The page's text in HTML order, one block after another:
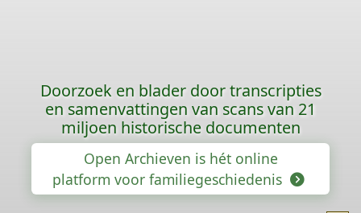
Doorzoek en blader door transcripties
en samenvattingen van scans van 21
miljoen historische documenten
Open Archieven is hét online
platform voor familiegeschiedenis